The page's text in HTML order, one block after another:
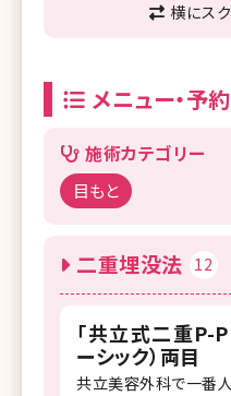
横にス
メニュー・予約
施術カテゴリー
目もと
二重埋没法 12
「共立式二重P-
ーシック）両目
共立美容外科で一番